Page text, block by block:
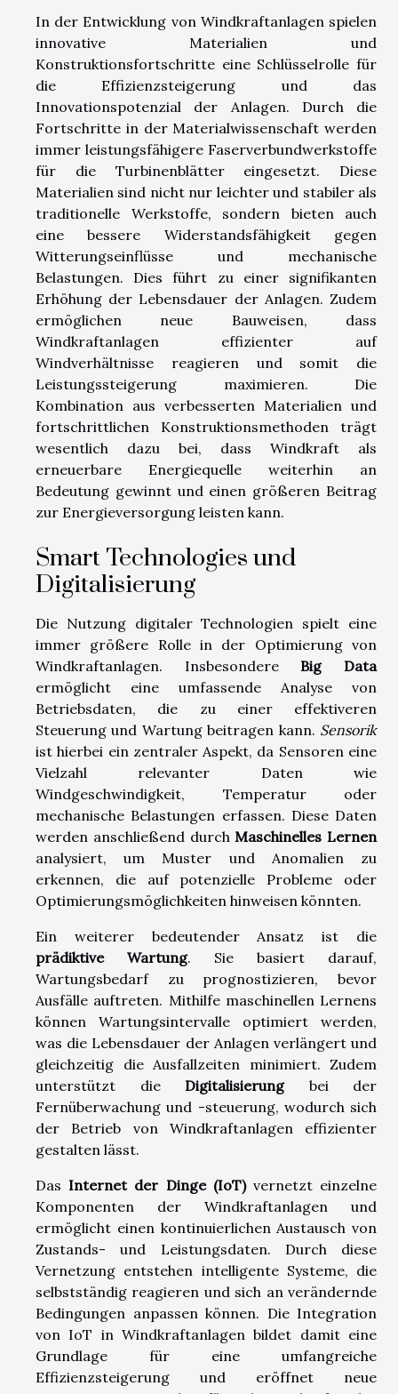
In der Entwicklung von Windkraftanlagen spielen
innovative Materialien und
Konstruktionsfortschritte eine Schlüsselrolle für
die Effizienzsteigerung und das
Innovationspotenzial der Anlagen. Durch die
Fortschritte in der Materialwissenschaft werden
immer leistungsfähigere Faserverbundwerkstoffe
für die Turbinenblätter eingesetzt. Diese
Materialien sind nicht nur leichter und stabiler als
traditionelle Werkstoffe, sondern bieten auch
eine bessere Widerstandsfähigkeit gegen
Witterungseinflüsse und mechanische
Belastungen. Dies führt zu einer signifikanten
Erhöhung der Lebensdauer der Anlagen. Zudem
ermöglichen neue Bauweisen, dass
Windkraftanlagen effizienter auf
Windverhältnisse reagieren und somit die
Leistungssteigerung maximieren. Die
Kombination aus verbesserten Materialien und
fortschrittlichen Konstruktionsmethoden trägt
wesentlich dazu bei, dass Windkraft als
erneuerbare Energiequelle weiterhin an
Bedeutung gewinnt und einen größeren Beitrag
zur Energieversorgung leisten kann.
Smart Technologies und
Digitalisierung
Die Nutzung digitaler Technologien spielt eine
immer größere Rolle in der Optimierung von
Windkraftanlagen. Insbesondere Big Data
ermöglicht eine umfassende Analyse von
Betriebsdaten, die zu einer effektiveren
Steuerung und Wartung beitragen kann. Sensorik
ist hierbei ein zentraler Aspekt, da Sensoren eine
Vielzahl relevanter Daten wie
Windgeschwindigkeit, Temperatur oder
mechanische Belastungen erfassen. Diese Daten
werden anschließend durchMaschinelles Lernen
analysiert, um Muster und Anomalien zu
erkennen, die auf potenzielle Probleme oder
Optimierungsmöglichkeiten hinweisen könnten.
Ein weiterer bedeutender Ansatz ist die
prädiktive Wartung. Sie basiert darauf,
Wartungsbedarf zu prognostizieren, bevor
Ausfälle auftreten. Mithilfe maschinellen Lernens
können Wartungsintervalle optimiert werden,
was die Lebensdauer der Anlagen verlängert und
gleichzeitig die Ausfallzeiten minimiert. Zudem
unterstützt die Digitalisierungbei der
Fernüberwachung und -steuerung, wodurch sich
der Betrieb von Windkraftanlagen effizienter
gestalten lässt.
DasInternet der Dinge (IoT)vernetzt einzelne
Komponenten der Windkraftanlagen und
ermöglicht einen kontinuierlichen Austausch von
Zustands- und Leistungsdaten. Durch diese
Vernetzung entstehen intelligente Systeme, die
selbstständig reagieren und sich an verändernde
Bedingungen anpassen können. Die Integration
von IoT in Windkraftanlagen bildet damit eine
Grundlage für eine umfangreiche
Effizienzsteigerung und eröffnet neue